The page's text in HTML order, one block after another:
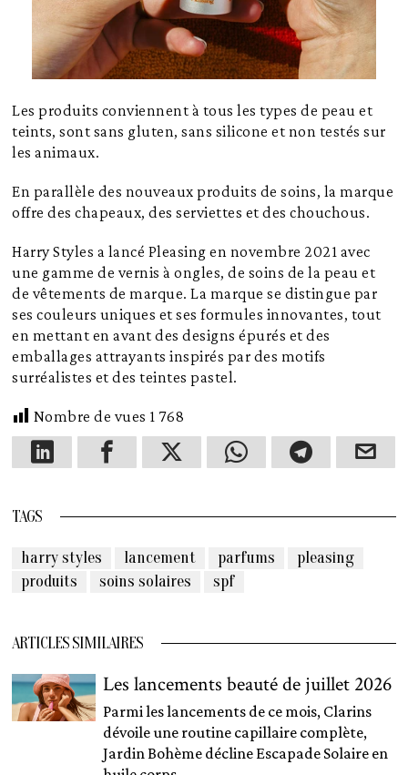
Les produits conviennent à tous les types de peau et
teints, sont sans gluten, sans silicone et non testés sur
les animaux.
En parallèle des nouveaux produits de soins, la marque
offre des chapeaux, des serviettes et des chouchous.
Harry Styles a lancé Pleasing en novembre 2021 avec
une gamme de vernis à ongles, de soins de la peau et
de vêtements de marque. La marque se distingue par
ses couleurs uniques et ses formules innovantes, tout
en mettant en avant des designs épurés et des
emballages attrayants inspirés par des motifs
surréalistes et des teintes pastel.
Nombre de vues 1 768
TAGS
harry styles lancement parfums
pleasing
produits
soins solaires spf
ARTICLES SIMILAIRES
Les lancements beauté de juillet 2026
Parmi les lancements de ce mois, Clarins
dévoile une routine capillaire complète,
Jardin Bohème décline Escapade Solaire en